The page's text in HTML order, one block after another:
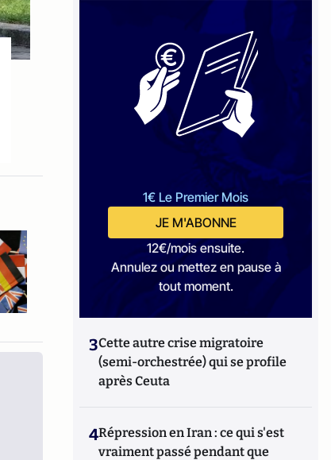
1€ Le Premier Mois
JE M'ABONNE
12€/mois ensuite.
Annulez ou mettez en pause à
tout moment.
3Cette autre crise migratoire
(semi-orchestrée) qui se profile
après Ceuta
4Répression en Iran : ce qui s'est
vraiment passé pendant que